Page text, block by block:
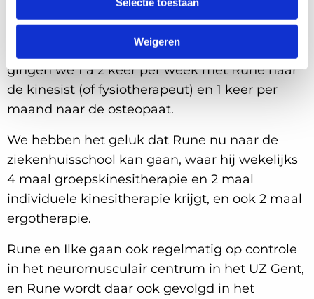
Weigeren
Ilke werkt halftijds sinds de geboorte van Rune.
Door de vele onderzoeken (voor Rune én Ilke)
werd ons leven veel drukker. Het eerste jaar
gingen we 1 à 2 keer per week met Rune naar
de kinesist (of fysiotherapeut) en 1 keer per
maand naar de osteopaat.
We hebben het geluk dat Rune nu naar de
ziekenhuisschool kan gaan, waar hij wekelijks
4 maal groepskinesitherapie en 2 maal
individuele kinesitherapie krijgt, en ook 2 maal
ergotherapie.
Rune en Ilke gaan ook regelmatig op controle
in het neuromusculair centrum in het UZ Gent,
en Rune wordt daar ook gevolgd in het